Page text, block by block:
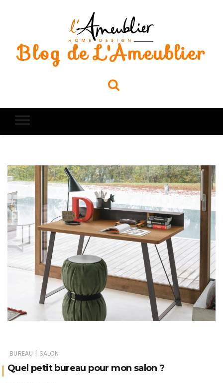
Blog de L'Ameublier
BUREAU | SALON
Quel petit bureau pour mon salon ?